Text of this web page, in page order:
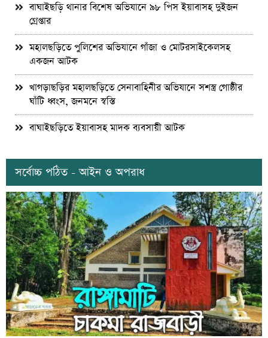
বাঘাইছড়ি থানার বিশেষ অভিযানে ৯৮ পিস ইয়াবাসহ দুইজন
গ্রেপ্তার
মহালছড়িতে পুলিশের অভিযানে গাঁজা ও মোটরসাইকেলসহ
একজন আটক
খাগড়াছড়ির মহালছড়িতে সেনাবাহিনীর অভিযানে সশস্ত্র গোষ্ঠীর
ঘাঁটি ধ্বংস, জনমনে স্বস্তি
বাঘাইছড়িতে ইয়াবাসহ মাদক ব্যবসায়ী আটক
সর্বোচ্চ পঠিত - আইন ও অপরাধ